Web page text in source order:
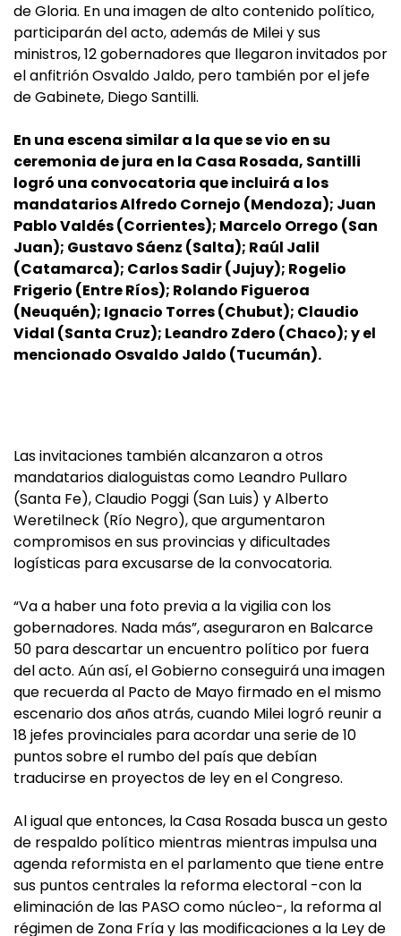
de Gloria. En una imagen de alto contenido político,
participarán del acto, además de Milei y sus
ministros, 12 gobernadores que llegaron invitados por
el anfitrión Osvaldo Jaldo, pero también por el jefe
de Gabinete, Diego Santilli.
En una escena similar a la que se vio en su
ceremonia de jura en la Casa Rosada, Santilli
logró una convocatoria que incluirá a los
mandatarios Alfredo Cornejo (Mendoza); Juan
Pablo Valdés (Corrientes); Marcelo Orrego (San
Juan); Gustavo Sáenz (Salta); Raúl Jalil
(Catamarca); Carlos Sadir (Jujuy); Rogelio
Frigerio (Entre Ríos); Rolando Figueroa
(Neuquén); Ignacio Torres (Chubut); Claudio
Vidal (Santa Cruz); Leandro Zdero (Chaco); y el
mencionado Osvaldo Jaldo (Tucumán).
Las invitaciones también alcanzaron a otros
mandatarios dialoguistas como Leandro Pullaro
(Santa Fe), Claudio Poggi (San Luis) y Alberto
Weretilneck (Río Negro), que argumentaron
compromisos en sus provincias y dificultades
logísticas para excusarse de la convocatoria.
“Va a haber una foto previa a la vigilia con los
gobernadores. Nada más”, aseguraron en Balcarce
50 para descartar un encuentro político por fuera
del acto. Aún así, el Gobierno conseguirá una imagen
que recuerda al Pacto de Mayo firmado en el mismo
escenario dos años atrás, cuando Milei logró reunir a
18 jefes provinciales para acordar una serie de 10
puntos sobre el rumbo del país que debían
traducirse en proyectos de ley en el Congreso.
Al igual que entonces, la Casa Rosada busca un gesto
de respaldo político mientras mientras impulsa una
agenda reformista en el parlamento que tiene entre
sus puntos centrales la reforma electoral -con la
eliminación de las PASO como núcleo-, la reforma al
régimen de Zona Fría y las modificaciones a la Ley de